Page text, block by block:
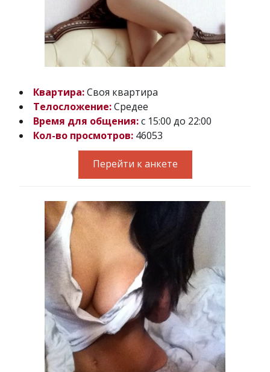
Квартира:Своя квартира
Телосложение:Средее
Время для общения:с 15:00 до 22:00
Кол-во просмотров: 46053
Перейти к анкете